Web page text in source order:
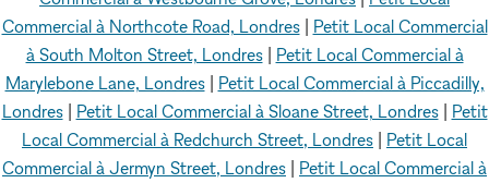
Commercial à Northcote Road, Londres| Petit Local Commercial
à South Molton Street, Londres| Petit Local Commercial à
Marylebone Lane, Londres| Petit Local Commercial à Piccadilly,
Londres| Petit Local Commercial à Sloane Street, Londres| Petit
Local Commercial à Redchurch Street, Londres | Petit Local
Commercial à Jermyn Street, Londres | Petit Local Commercial à